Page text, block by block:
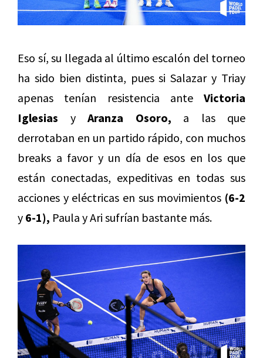
Eso sí, su llegada al último escalón del torneo
ha sido bien distinta, pues si Salazar y Triay
apenas tenían resistencia ante Victoria
Iglesias y Aranza Osoro, a las que
derrotaban en un partido rápido, con muchos
breaks a favor y un día de esos en los que
están conectadas, expeditivas en todas sus
acciones y eléctricas en sus movimientos (6-2
y 6-1), Paula y Ari sufrían bastante más.